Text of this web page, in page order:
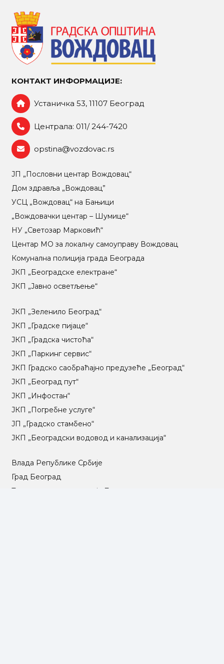
КОНТАКТ ИНФОРМАЦИЈЕ:
Устаничка 53, 11107 Београд
Централа: 011/ 244-7420
opstina@vozdovac.rs
ЈП „Пословни центар Вождовац“
Дом здравља „Вождовац”
УСЦ „Вождовац“ на Бањици
„Вождовачки центар – Шумице“
НУ „Светозар Марковић“
Центар МO за локалну самоуправу Вождовац
Комунална полиција града Београда
ЈКП „Београдске електране“
ЈКП „Јавно осветљење“
ЈКП „Зеленило Београд“
ЈКП „Градске пијаце“
ЈКП „Градска чистоћа“
ЈКП „Паркинг сервис“
ЈКП Градско саобраћајно предузеће „Београд“
ЈКП „Београд пут“
ЈКП „Инфостан“
ЈКП „Погребне услуге“
ЈП „Градско стамбено“
ЈКП „Београдски водовод и канализација“
Влада Републике Србије
Град Београд
Туристичка организација Београда